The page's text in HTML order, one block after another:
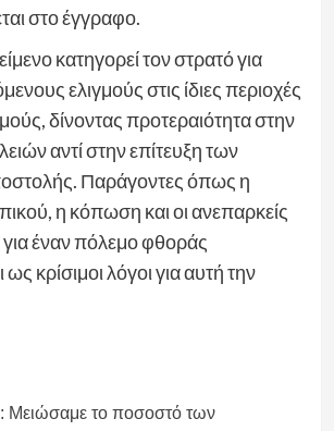
στο έγγραφο.
κατηγορεί τον στρατό για
ελιγμούς στις ίδιες περιοχές
δίνοντας προτεραιότητα στην
αντί στην επίτευξη των
Παράγοντες όπως η
η κόπωση και οι ανεπαρκείς
για έναν πόλεμο φθοράς
κρίσιμοι λόγοι για αυτή την
Μειώσαμε το ποσοστό των